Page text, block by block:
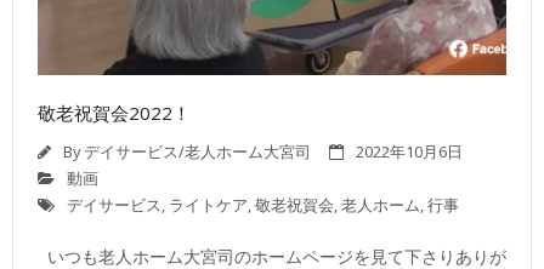
敬老祝賀会2022！
Byデイサービス/老人ホーム大宮司
2022年10月6日
動画
デイサービス, ライトケア,敬老祝賀会,老人ホーム,行事
いつも老人ホーム大宮司のホームページを見て下さりありが